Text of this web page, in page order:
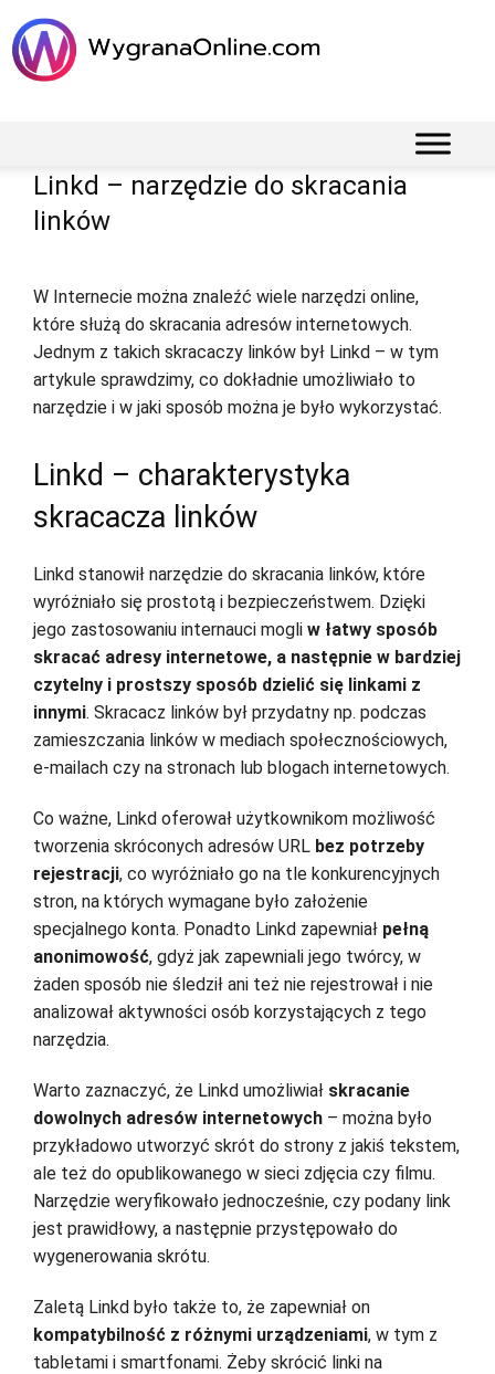
Linkd – narzędzie do skracania
linków
W Internecie można znaleźć wiele narzędzi online,
które służą do skracania adresów internetowych.
Jednym z takich skracaczy linków był Linkd – w tym
artykule sprawdzimy, co dokładnie umożliwiało to
narzędzie i w jaki sposób można je było wykorzystać.
Linkd – charakterystyka
skracacza linków
Linkd stanowił narzędzie do skracania linków, które
wyróżniało się prostotą i bezpieczeństwem. Dzięki
jego zastosowaniu internauci mogli w łatwy sposób
skracać adresy internetowe, a następnie w bardziej
czytelny i prostszy sposób dzielić się linkami z
innymi. Skracacz linków był przydatny np. podczas
zamieszczania linków w mediach społecznościowych,
e-mailach czy na stronach lub blogach internetowych.
Co ważne, Linkd oferował użytkownikom możliwość
tworzenia skróconych adresów URL bez potrzeby
rejestracji, co wyróżniało go na tle konkurencyjnych
stron, na których wymagane było założenie
specjalnego konta. Ponadto Linkd zapewniał pełną
anonimowość, gdyż jak zapewniali jego twórcy, w
żaden sposób nie śledził ani też nie rejestrował i nie
analizował aktywności osób korzystających z tego
narzędzia.
Warto zaznaczyć, że Linkd umożliwiał skracanie
dowolnych adresów internetowych – można było
przykładowo utworzyć skrót do strony z jakiś tekstem,
ale też do opublikowanego w sieci zdjęcia czy filmu.
Narzędzie weryfikowało jednocześnie, czy podany link
jest prawidłowy, a następnie przystępowało do
wygenerowania skrótu.
Zaletą Linkd było także to, że zapewniał on
kompatybilność z różnymi urządzeniami, w tym z
tabletami i smartfonami. Żeby skrócić linki na